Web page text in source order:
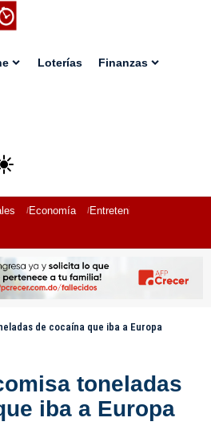
Loterías Finanzas
Economía Entretenimiento
de cocaína que iba a Europa
toneladas
iba a Europa